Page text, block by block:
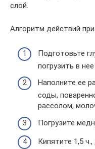
слой.
Алгоритм действий
Подготовьте
погрузить в нее
Наполните ее
соды,
рассолом,
Погрузите
Кипятите 1,5